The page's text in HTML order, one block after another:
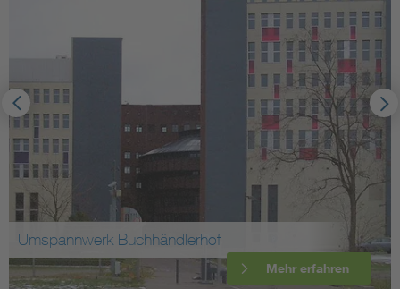
Umspannwerk Buchhändlerhof
Mehr erfahren